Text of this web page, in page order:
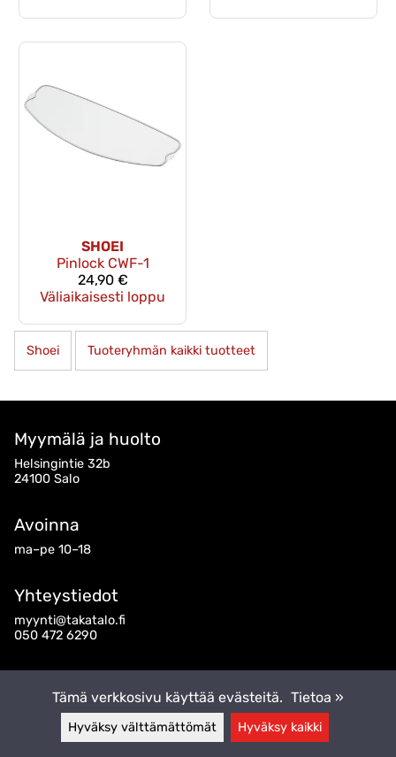
SHOEI
Pinlock CWF-1
24,90 €
Väliaikaisesti loppu
Shoei Tuoteryhmän kaikki tuotteet
Myymälä ja huolto
Helsingintie 32b
24100 Salo
Avoinna
ma–pe 10–18
Yhteystiedot
myynti@takatalo.fi
050 472 6290
Tämä verkkosivu käyttää evästeitä. Tietoa »
Hyväksy välttämättömät Hyväksy kaikki